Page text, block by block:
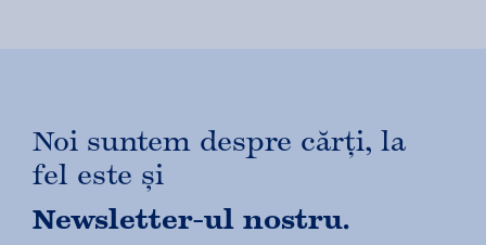
Noi suntem despre cărți, la
fel este și
Newsletter-ul nostru.